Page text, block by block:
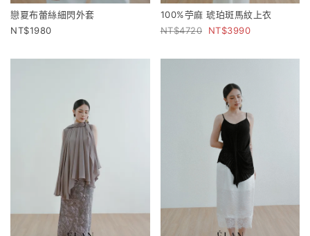
戀夏布蕾絲細閃外套
1980
100%苧麻 琥珀斑馬紋上衣
4720
3990